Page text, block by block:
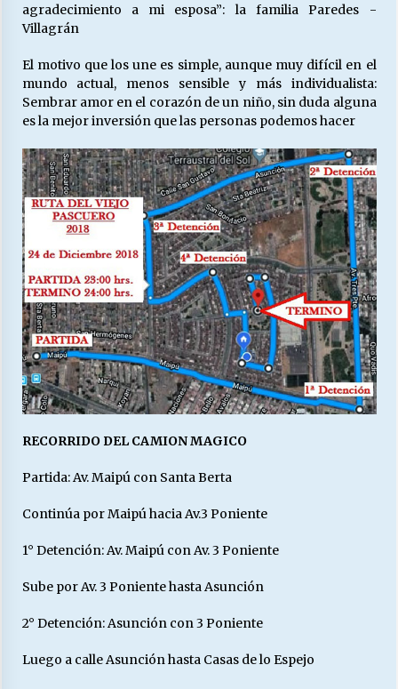
agradecimiento a mi esposa”: la familia Paredes -
Villagrán
El motivo que los une es simple, aunque muy difícil en el
mundo actual, menos sensible y más individualista:
Sembrar amor en el corazón de un niño, sin duda alguna
es la mejor inversión que las personas podemos hacer
RECORRIDO DEL CAMION MAGICO
Partida: Av. Maipú con Santa Berta
Continúa por Maipú hacia Av.3 Poniente
1° Detención: Av. Maipú con Av. 3 Poniente
Sube por Av. 3 Poniente hasta Asunción
2° Detención: Asunción con 3 Poniente
Luego a calle Asunción hasta Casas de lo Espejo